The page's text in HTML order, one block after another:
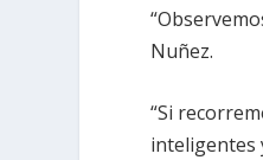
Nuñez.
“Si
inteligentes